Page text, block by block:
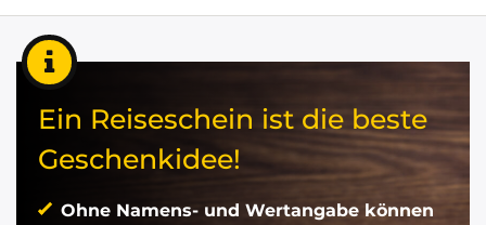
Ein Reiseschein ist die beste
Geschenkidee!
Ohne Namens- und Wertangabe können